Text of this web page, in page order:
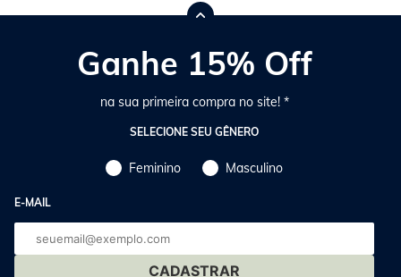
Ganhe 15% Off
na sua primeira compra no site! *
SELECIONE SEU GÊNERO
Feminino Masculino
E-MAIL
E-
mail